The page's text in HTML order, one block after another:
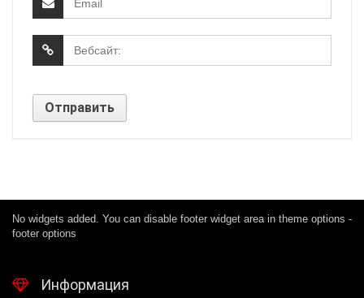
No widgets added. You can disable footer widget area in theme options -
footer options
Информация